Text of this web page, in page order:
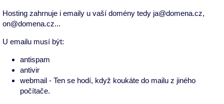
Hosting zahrnuje i emaily u vaší domény tedy ja@domena.cz,
on@domena.cz...
U emailu musí být:
antispam
antivir
webmail - Ten se hodí, když koukáte do mailu z jiného
počítače.